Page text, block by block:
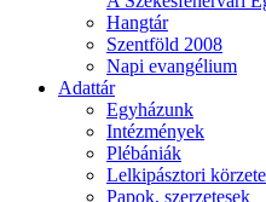
Hangtár
Szentföld 2008
Napi evangélium
Adattár
Egyházunk
Intézmények
Plébániák
Lelkipásztori
Papok, szerzetesek